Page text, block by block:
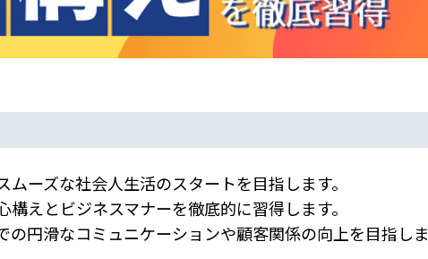
ーズな社会人生活のスタートを目指します。
えとビジネスマナーを徹底的に習得します。
円滑なコミュニケーションや顧客関係の向上を目指しま